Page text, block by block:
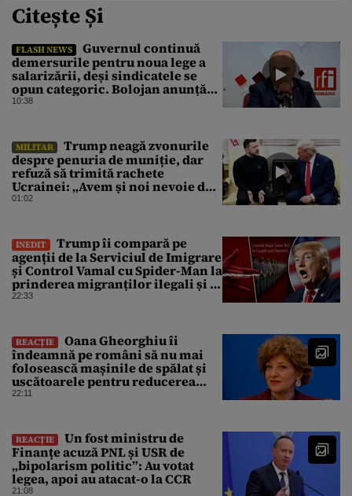
Citește Și
FLASH NEWS
Guvernul continuă
demersurile pentru noua lege a
salarizării, deși sindicatele se
opun categoric. Bolojan anunță
când ar putea fi depusă în
10:38
MILITAR
Trump neagă zvonurile
despre penuria de muniție, dar
refuză să trimită rachete
Ucrainei: „Avem și noi nevoie de
rachete”
01:02
INEDIT
Trump îi compară pe
agenții de la Serviciul de Imigrare
și Control Vamal cu Spider-Man la
prinderea migranților ilegali și a
infractorilor
22:33
REACȚIE
Oana Gheorghiu îi
îndeamnă pe români să nu mai
folosească mașinile de spălat și
uscătoarele pentru reducerea
consumului de energie
22:11
REACȚIE
Un fost ministru de
Finanțe acuză PNL și USR de
„bipolarism politic”: Au votat
legea, apoi au atacat-o la CCR
21:08